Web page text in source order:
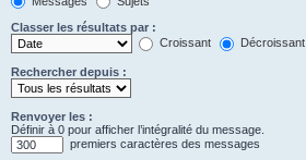
Classer les résultats par :
Croissant
Décroissant
Rechercher depuis :
Renvoyer les :
Définir à 0 pour afficher l’intégralité du message.
premiers caractères des messages